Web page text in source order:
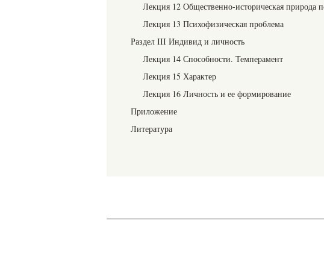
Лекция 12 Общественно-историческая природа
Лекция 13 Психофизическая проблема
Раздел III Индивид и личность
Лекция 14 Способности. Темперамент
Лекция 15 Характер
Лекция 16 Личность и ее формирование
Приложение
Литература